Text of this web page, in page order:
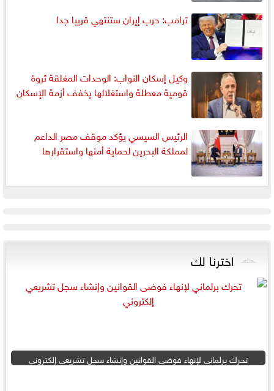
ترامب: حرب إيران ستنتهي قريبا جدا
وكيل إسكان النواب: الوحدات المغلقة ثروة
قومية معطلة واستغلالها يخفف أزمة الإسكان
الرئيس السيسي يؤكد موقف مصر الداعم
لمملكة البحرين لحماية أمنها واستقرارها
اخترنا لك
تحرك برلماني لإنهاء فوضى القوانين وإنشاء سجل تشريعي إلكتروني